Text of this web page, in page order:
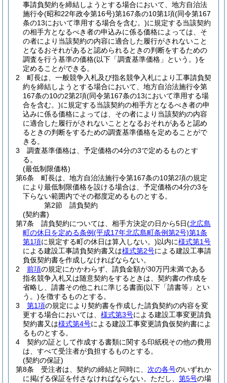
事請負契約を締結しようとする場合において、地方自治法
施行令(昭和22年政令第16号)第167条の10第1項(同令第167
条の13において準用する場合を含む。)に規定する当該契約
の相手方となるべき者の申込みに係る価格によっては、そ
の者により当該契約の内容に適合した履行がされないこと
となるおそれがあると認められるときの判断をするための
調査を行う基準の価格(以下「調査基準価格」という。)を
定めることができる。
2
町長は、一般競争入札及び指名競争入札により工事請負契
約を締結しようとする場合において、地方自治法施行令第
167条の10の2第2項(同令第167条の13において準用する場
合を含む。)に規定する当該契約の相手方となるべき者の申
込みに係る価格によっては、その者により当該契約の内容
に適合した履行がされないこととなるおそれがあると認め
るときの判断をするための調査基準価格を定めることがで
きる。
3
調査基準価格は、予定価格の4分の3で定めるものとす
る。
(最低制限価格)
第6条
町長は、地方自治法施行令第167条の10第2項の規定
により最低制限価格を設ける場合は、予定価格の4分の3を
下らない範囲内でその都度定めるものとする。
第2節
請負契約
(契約書)
第7条
請負契約については、相手方決定の日から5日(北広島
町の休日を定める条例(平成17年北広島町条例第2号)第1条
第1項に規定する町の休日は算入しない。)以内に様式第1号
による建設工事請負契約書又は様式第2号による建設工事請
負仮契約書を作成しなければならない。
2
前項の規定にかかわらず、請負金額が30万円未満である
指名競争入札又は随意契約をするときは、契約書の作成を
省略し、請書その他これに準じる書面(以下「請書等」とい
う。)を徴するものとする。
3
第1項の規定により契約書を作成した請負契約の内容を変
更する場合においては、 様式第3号による建設工事変更請負
契約書又は様式第4号による建設工事変更請負仮契約書によ
るものとする。
4
契約の証として作成する書類に関する印紙税その他の費用
は、すべて受注者が負担するものとする。
(契約の保証)
第8条
受注者は、契約の締結と同時に、 次の各号のいずれか
に掲げる保証を付さなければならない。 ただし、 第5号の場